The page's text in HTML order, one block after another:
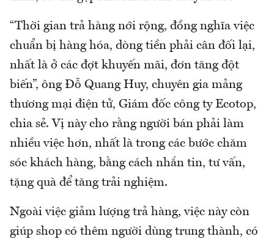
“Thời gian trả hàng nới rộng, đồng nghĩa việc
chuẩn bị hàng hóa, dòng tiền phải cân đối lại,
nhất là ở các đợt khuyến mãi, đơn tăng đột
biến”, ông Đỗ Quang Huy, chuyên gia mảng
thương mại điện tử, Giám đốc công ty Ecotop,
chia sẻ. Vị này cho rằng người bán phải làm
nhiều việc hơn, nhất là trong các bước chăm
sóc khách hàng, bằng cách nhắn tin, tư vấn,
tặng quà để tăng trải nghiệm.
Ngoài việc giảm lượng trả hàng, việc này còn
giúp shop có thêm người dùng trung thành, có